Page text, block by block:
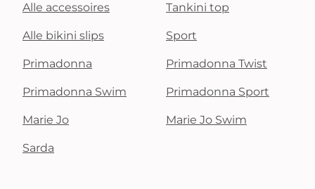
Alle accessoires Tankini top
Alle bikini slips Sport
Primadonna Primadonna Twist
Primadonna Swim Primadonna Sport
Marie Jo Marie Jo Swim
Sarda